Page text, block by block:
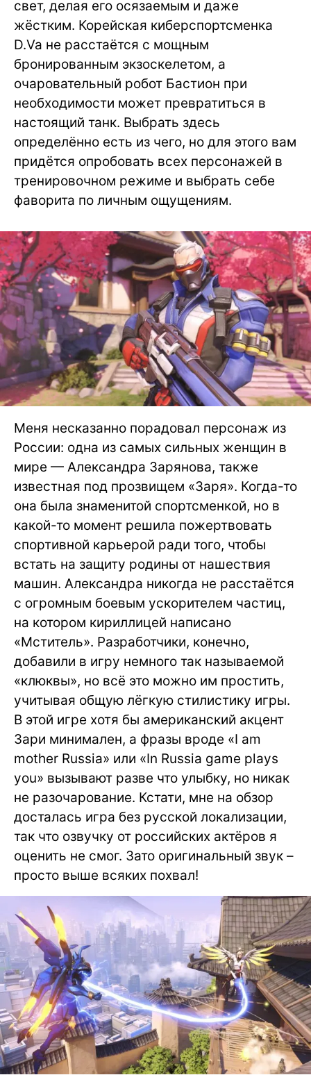
свет, делая его осязаемым и даже
жёстким. Корейская киберспортсменка
D.Va не расстаётся с мощным
бронированным экзоскелетом, а
очаровательный робот Бастион при
необходимости может превратиться в
настоящий танк. Выбрать здесь
определённо есть из чего, но для этого вам
придётся опробовать всех персонажей в
тренировочном режиме и выбрать себе
фаворита по личным ощущениям.
Меня несказанно порадовал персонаж из
России: одна из самых сильных женщин в
мире — Александра Зарянова, также
известная под прозвищем «Заря». Когда-то
она была знаменитой спортсменкой, но в
какой-то момент решила пожертвовать
спортивной карьерой ради того, чтобы
встать на защиту родины от нашествия
машин. Александра никогда не расстаётся
с огромным боевым ускорителем частиц,
на котором кириллицей написано
«Мститель». Разработчики, конечно,
добавили в игру немного так называемой
«клюквы», но всё это можно им простить,
учитывая общую лёгкую стилистику игры.
В этой игре хотя бы американский акцент
Зари минимален, а фразы вроде «I am
mother Russia» или «In Russia game plays
you» вызывают разве что улыбку, но никак
не разочарование. Кстати, мне на обзор
досталась игра без русской локализации,
так что озвучку от российских актёров я
оценить не смог. Зато оригинальный звук –
просто выше всяких похвал!